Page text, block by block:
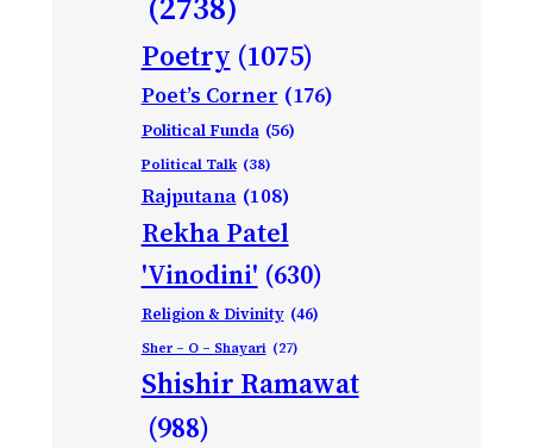
Poetry (1075)
Poet’s Corner (176)
Political Funda (56)
Political Talk (38)
Rajputana (108)
Rekha Patel
'Vinodini' (630)
Religion & Divinity (46)
Sher – O – Shayari (27)
Shishir Ramawat
(988)